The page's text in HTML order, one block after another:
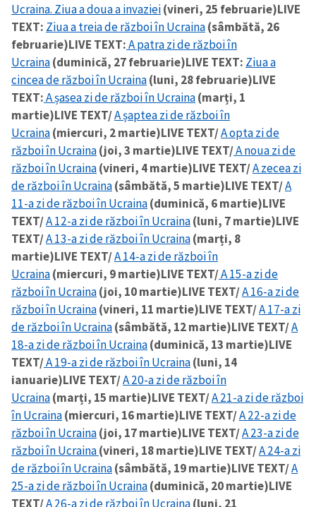
Ucraina. Ziua a doua a invaziei(vineri, 25 februarie)LIVE
TEXT: Ziua a treia de război în Ucraina(sâmbătă, 26
februarie)LIVE TEXT:A patra zi de război în
Ucraina(duminică, 27 februarie)LIVE TEXT: Ziua a
cincea de război în Ucraina(luni, 28 februarie)LIVE
TEXT:A șasea zi de război în Ucraina(marți, 1
martie)LIVE TEXT/A șaptea zi de război în
Ucraina(miercuri, 2 martie)LIVE TEXT/A opta zi de
război în Ucraina(joi, 3 martie)LIVE TEXT/A noua zi de
război în Ucraina(vineri, 4 martie)LIVE TEXT/A zecea zi
de război în Ucraina(sâmbătă, 5 martie)LIVE TEXT/A
11-a zi de război în Ucraina(duminică, 6 martie)LIVE
TEXT/A 12-a zi de război în Ucraina(luni, 7 martie)LIVE
TEXT/A 13-a zi de război în Ucraina(marți, 8
martie)LIVE TEXT/A 14-a zi de război în
Ucraina(miercuri, 9 martie)LIVE TEXT/A 15-a zi de
război în Ucraina(joi, 10 martie)LIVE TEXT/A 16-a zi de
război în Ucraina(vineri, 11 martie)LIVE TEXT/A 17-a zi
de război în Ucraina(sâmbătă, 12 martie)LIVE TEXT/A
18-a zi de război în Ucraina(duminică, 13 martie)LIVE
TEXT/A 19-a zi de război în Ucraina(luni, 14
ianuarie)LIVE TEXT/A 20-a zi de război în
Ucraina(marți, 15 martie)LIVE TEXT/A 21-a zi de război
în Ucraina(miercuri, 16 martie)LIVE TEXT/A 22-a zi de
război în Ucraina(joi, 17 martie)LIVE TEXT/A 23-a zi de
război în Ucraina(vineri, 18 martie)LIVE TEXT/A 24-a zi
de război în Ucraina(sâmbătă, 19 martie)LIVE TEXT/A
25-a zi de război în Ucraina(duminică, 20 martie)LIVE
TEXT/A 26-a zi de război în Ucraina(luni, 21